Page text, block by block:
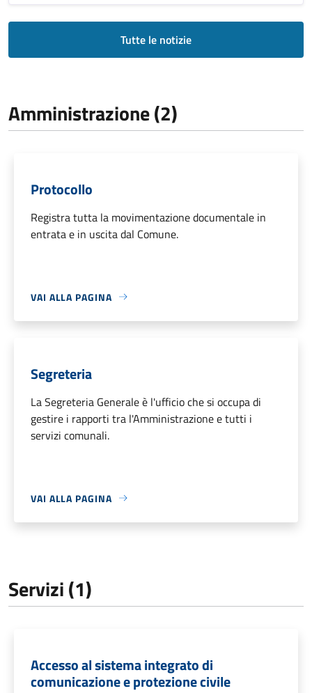
Tutte le notizie
Amministrazione (2)
Protocollo
Registra tutta la movimentazione documentale in
entrata e in uscita dal Comune.
VAI ALLA PAGINA
Segreteria
La Segreteria Generale è l'ufficio che si occupa di
gestire i rapporti tra l'Amministrazione e tutti i
servizi comunali.
VAI ALLA PAGINA
Servizi (1)
Accesso al sistema integrato di
comunicazione e protezione civile